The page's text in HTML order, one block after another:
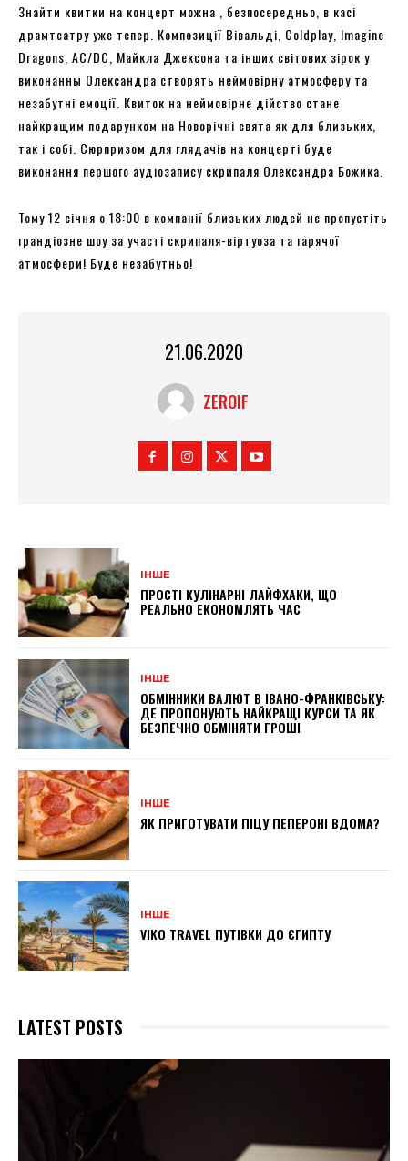
Знайти квитки на концерт можна , безпосередньо, в касі
драмтеатру уже тепер. Композиції Вівальді, Coldplay, Imagine
Dragons, AC/DC, Майкла Джексона та інших світових зірок у
виконанны Олександра створять неймовірну атмосферу та
незабутні емоції. Квиток на неймовірне дійство стане
найкращим подарунком на Новорічні свята як для близьких,
так і собі. Сюрпризом для глядачів на концерті буде
виконання першого аудіозапису скрипаля Олександра Божика.
Тому 12 січня о 18:00 в компанії близьких людей не пропустіть
грандіозне шоу за участі скрипаля-віртуоза та гарячої
атмосфери! Буде незабутньо!
21.06.2020
ZEROIF
ІНШЕ
ПРОСТІ КУЛІНАРНІ ЛАЙФХАКИ, ЩО
РЕАЛЬНО ЕКОНОМЛЯТЬ ЧАС
ІНШЕ
ОБМІННИКИ ВАЛЮТ В ІВАНО-ФРАНКІВСЬКУ:
ДЕ ПРОПОНУЮТЬ НАЙКРАЩІ КУРСИ ТА ЯК
БЕЗПЕЧНО ОБМІНЯТИ ГРОШІ
ІНШЕ
ЯК ПРИГОТУВАТИ ПІЦУ ПЕПЕРОНІ ВДОМА?
ІНШЕ
VIKO TRAVEL ПУТІВКИ ДО ЄГИПТУ
LATEST POSTS